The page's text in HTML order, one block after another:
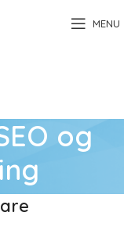
MENU
og